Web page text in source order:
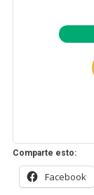
Comparte esto:
Facebook